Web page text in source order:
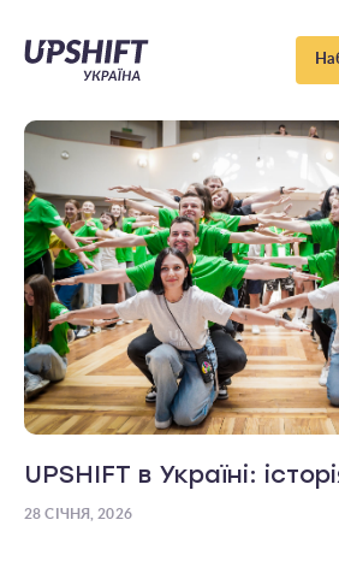
Upshift
–
Україна
UPSHIFT в Україні:
28 СІЧНЯ, 2026